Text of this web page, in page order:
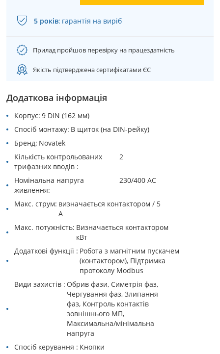
5 років: гарантія на виріб
Прилад пройшов перевірку на працездатність
Якість підтверджена сертифікатами ЄС
Додаткова інформація
Корпус 9 DIN (162 мм)
Спосіб монтажу В щиток (на DIN-рейку)
Бренд Novatek
Кількість контрольованих
трифазних вводів
2
Номінальна напруга
живлення
230/400 AC
Макс. струм визначається контактором / 5
А
Макс. потужність Визначається контактором
кВт
Додатковi функції
Робота з магнітним пускачем
(контактором), Підтримка
протоколу Modbus
Види захистів
Обрив фази, Симетрія фаз,
Чергування фаз, Злипання
фаз, Контроль контактів
зовнішнього МП,
Максимальна/мінімальна
напруга
Спосіб керування
Кнопки